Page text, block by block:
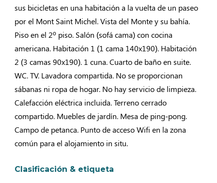
sus bicicletas en una habitación a la vuelta de un paseo
por el Mont Saint Michel. Vista del Monte y su bahía.
Piso en el 2º piso. Salón (sofá cama) con cocina
americana. Habitación 1 (1 cama 140x190). Habitación
2 (3 camas 90x190). 1 cuna. Cuarto de baño en suite.
WC. TV. Lavadora compartida. No se proporcionan
sábanas ni ropa de hogar. No hay servicio de limpieza.
Calefacción eléctrica incluida. Terreno cerrado
compartido. Muebles de jardín. Mesa de ping-pong.
Campo de petanca. Punto de acceso Wifi en la zona
común para el alojamiento in situ.
Clasificación & etiqueta